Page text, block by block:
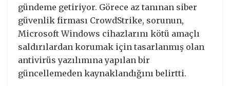
gündeme getiriyor. Görece az tanınan siber
güvenlik firması CrowdStrike, sorunun,
Microsoft Windows cihazlarını kötü amaçlı
saldırılardan korumak için tasarlanmış olan
antivirüs yazılımına yapılan bir
güncellemeden kaynaklandığını belirtti.